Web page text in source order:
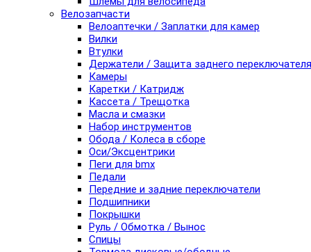
Велозапчасти
Велоаптечки / Заплатки для камер
Вилки
Втулки
Держатели / Защита заднего переключателя
Камеры
Каретки / Катридж
Кассета / Трещотка
Масла и смазки
Набор инструментов
Обода / Колеса в сборе
Оси/Эксцентрики
Пеги для bmx
Педали
Передние и задние переключатели
Подшипники
Покрышки
Руль / Обмотка / Вынос
Спицы